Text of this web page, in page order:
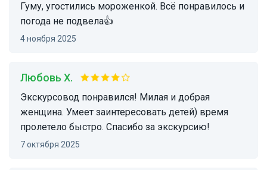
Гуму, угостились мороженкой. Всё понравилось и
погода не подвела👍
4 ноября 2025
Любовь Х.
Экскурсовод понравился! Милая и добрая
женщина. Умеет заинтересовать детей) время
пролетело быстро. Спасибо за экскурсию!
7 октября 2025